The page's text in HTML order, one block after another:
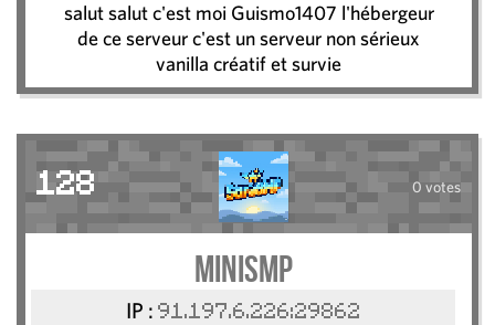
salut salut c'est moi Guismo1407 l'hébergeur
de ce serveur c'est un serveur non sérieux
vanilla créatif et survie
128 0 votes
MiniSMP
IP : 91.197.6.226:29862